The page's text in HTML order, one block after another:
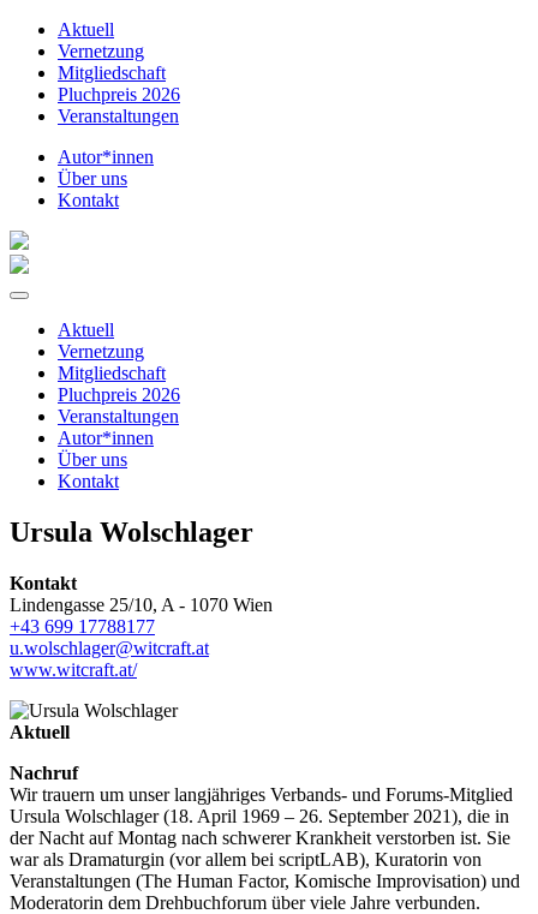
Aktuell
Vernetzung
Mitgliedschaft
Pluchpreis 2026
Veranstaltungen
Autor*innen
Über uns
Kontakt
Aktuell
Vernetzung
Mitgliedschaft
Pluchpreis 2026
Veranstaltungen
Autor*innen
Über uns
Kontakt
Ursula Wolschlager
Kontakt
Lindengasse 25/10, A - 1070 Wien
+43 699 17788177
u.wolschlager@witcraft.at
www.witcraft.at/
Aktuell
Nachruf
Wir trauern um unser langjähriges Verbands- und Forums-Mitglied
Ursula Wolschlager (18. April 1969 – 26. September 2021), die in
der Nacht auf Montag nach schwerer Krankheit verstorben ist. Sie
war als Dramaturgin (vor allem bei scriptLAB), Kuratorin von
Veranstaltungen (The Human Factor, Komische Improvisation) und
Moderatorin dem Drehbuchforum über viele Jahre verbunden.